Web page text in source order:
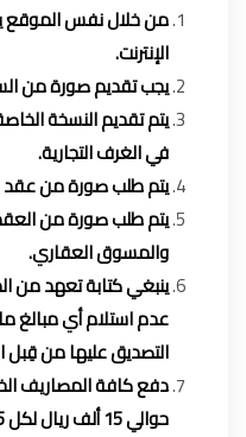
من خلال نفس الموقع
الإنترنت.
يجب تقديم صورة من
يتم تقديم النسخة
في الغرف التجارية.
يتم طلب صورة من عقد
يتم طلب صورة من
والمسوق العقاري.
ينبغي كتابة تعهد من
عدم استلام أي مبالغ
التصديق عليها من قِبل
دفع كافة المصاريف
حوالي 15 ألف ريال لكل 5 أيام.